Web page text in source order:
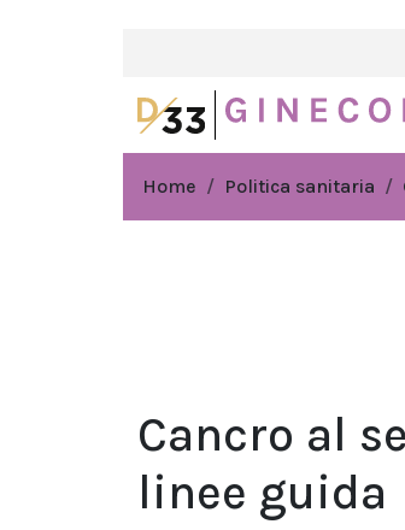
Home Politica sanitaria
Cancro al
linee guida